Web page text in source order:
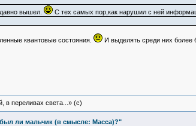
вышел.
C тех самых пор,как нарушил с ней
квантовые состояния. И выделять среди них более
в переливах света...» (c)
ли мальчик (в смысле: Масса)?"